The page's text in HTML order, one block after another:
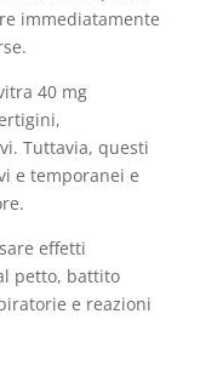
immediatamente
40 mg
Tuttavia, questi
e temporanei e
effetti
petto, battito
e reazioni